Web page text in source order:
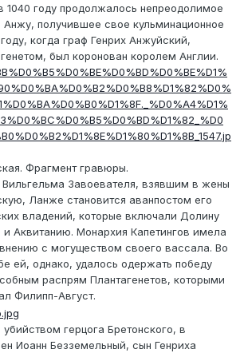
1040 году продолжалось непреодолимое
получившее свое кульминационное
когда граф Генрих Анжуйский,
был коронован королем Англии.
Фрагмент гравюры.
Завоевателя, взявшим в жены
Ланже становится аванпостом его
владений, которые включали Долину
Аквитанию. Монархия Капетингов имела
с могуществом своего вассала. Во
ей, однако, удалось одержать победу
распрям Плантагенетов, которыми
Филипп-Август.
герцога Бретонского, в
Иоанн Безземельный, сын Генриха